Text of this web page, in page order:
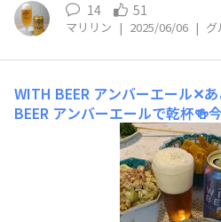
14 51
マリリン | 2025/06/06 | グ
WITH BEER アンバーエール✕
BEER アンバーエールで乾杯🍻
“あご”（トビウオ）当然、子も
したが、昨日少し出ていてやっ
ました本当は一晩味を馴染ませ
きたてもまた美味🥰残り半分は
に楽しみたいと思います